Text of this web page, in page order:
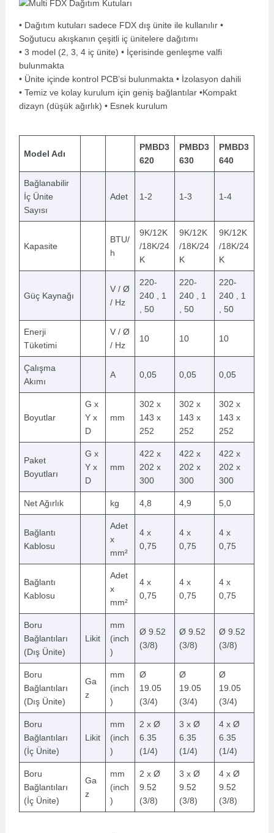
• Dağıtım kutuları sadece FDX dış ünite ile kullanılır •
Soğutucu akışkanın çeşitli iç ünitelere dağıtımı
• 3 model (2, 3, 4 iç ünite) • İçerisinde genleşme valfi
bulunmakta
• Ünite içinde kontrol PCB’si bulunmakta • İzolasyon dahili
• Temiz ve kolay kurulum için geniş bağlantılar •Kompakt
dizayn (düşük ağırlık) • Esnek kurulum
Model Adı
PMBD3
620
PMBD3
630
PMBD3
640
Bağlanabilir
İç Ünite
Sayısı
Adet 1-2 1-3 1-4
Kapasite
BTU/
h
9K/12K
/18K/24
K
9K/12K
/18K/24
K
9K/12K
/18K/24
K
Güç Kaynağı
V / Ø
/ Hz
220-
240 , 1
, 50
220-
240 , 1
, 50
220-
240 , 1
, 50
Enerji
Tüketimi
V / Ø
/ Hz
10 10 10
Çalışma
Akımı
A 0,05 0,05 0,05
Boyutlar
G x
Y x
D
mm
302 x
143 x
252
302 x
143 x
252
302 x
143 x
252
Paket
Boyutları
G x
Y x
D
mm
422 x
202 x
300
422 x
202 x
300
422 x
202 x
300
Net Ağırlık kg 4,8 4,9 5,0
Bağlantı
Kablosu
Adet
x
mm²
4 x
0,75
4 x
0,75
4 x
0,75
Bağlantı
Kablosu
Adet
x
mm²
4 x
0,75
4 x
0,75
4 x
0,75
Boru
Bağlantıları
(Dış Ünite)
Likit
mm
(inch
)
Ø 9.52
(3/8)
Ø 9.52
(3/8)
Ø 9.52
(3/8)
Boru
Bağlantıları
(Dış Ünite)
Ga
z
mm
(inch
)
Ø
19.05
(3/4)
Ø
19.05
(3/4)
Ø
19.05
(3/4)
Boru
Bağlantıları
(İç Ünite)
Likit
mm
(inch
)
2 x Ø
6.35
(1/4)
3 x Ø
6.35
(1/4)
4 x Ø
6.35
(1/4)
Boru
Bağlantıları
(İç Ünite)
Ga
z
mm
(inch
)
2 x Ø
9.52
(3/8)
3 x Ø
9.52
(3/8)
4 x Ø
9.52
(3/8)